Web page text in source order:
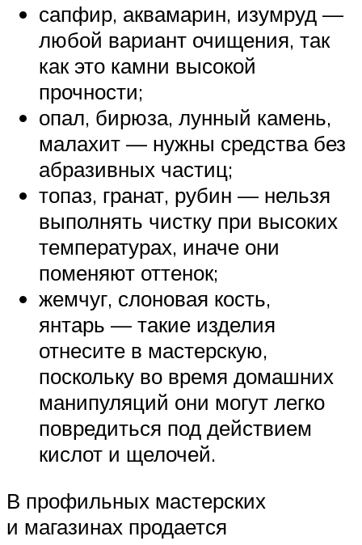
сапфир, аквамарин, изумруд —
любой вариант очищения, так
как это камни высокой
прочности;
опал, бирюза, лунный камень,
малахит — нужны средства без
абразивных частиц;
топаз, гранат, рубин — нельзя
выполнять чистку при высоких
температурах, иначе они
поменяют оттенок;
жемчуг, слоновая кость,
янтарь — такие изделия
отнесите в мастерскую,
поскольку во время домашних
манипуляций они могут легко
повредиться под действием
кислот и щелочей.
В профильных мастерских
и магазинах продается